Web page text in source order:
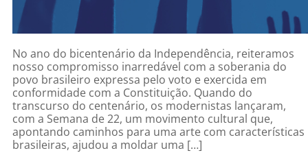
No ano do bicentenário da Independência, reiteramos
nosso compromisso inarredável com a soberania do
povo brasileiro expressa pelo voto e exercida em
conformidade com a Constituição. Quando do
transcurso do centenário, os modernistas lançaram,
com a Semana de 22, um movimento cultural que,
apontando caminhos para uma arte com características
brasileiras, ajudou a moldar uma […]